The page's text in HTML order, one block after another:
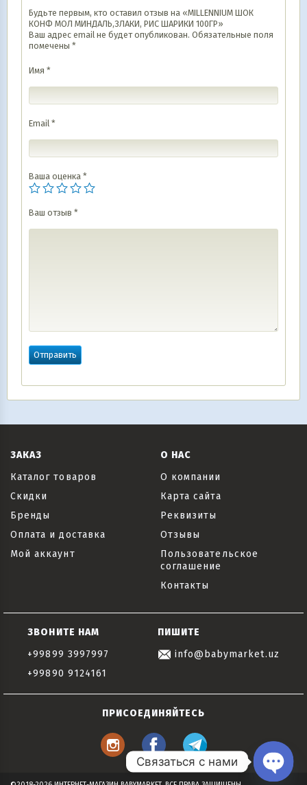
Будьте первым, кто оставил отзыв на «MILLENNIUM ШОК
КОНФ МОЛ МИНДАЛЬ,ЗЛАКИ, РИС ШАРИКИ 100ГР»
Ваш адрес email не будет опубликован. Обязательные поля
помечены *
Имя *
Email *
Ваша оценка *
Ваш отзыв *
ЗАКАЗ
Каталог товаров
Скидки
Бренды
Оплата и доставка
Мой аккаунт
О НАС
О компании
Карта сайта
Реквизиты
Отзывы
Пользовательское
соглашение
Контакты
ЗВОНИТЕ НАМ
+99899 3997997
+99890 9124161
ПИШИТЕ
info@babymarket.uz
ПРИСОЕДИНЯЙТЕСЬ
Связаться с нами